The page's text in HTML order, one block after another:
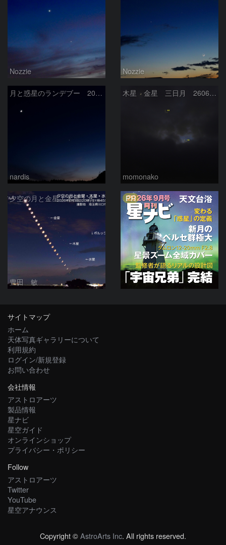
Nozzie Nozzie
月と惑星のランデブー 2026/06/19
nardis
木星 金星 三日月 260618
momonako
夕空の月と金星・木星・水星の接近 2026/6/18
豊田 敏
PR
サイトマップ
ホーム
天体写真ギャラリーについて
利用規約
ログイン/新規登録
お問い合わせ
会社情報
アストロアーツ
製品情報
星ナビ
星空ガイド
オンラインショップ
プライバシー・ポリシー
Follow
アストロアーツ
Twitter
YouTube
星空アナウンス
Copyright ©AstroArts Inc. All rights reserved.